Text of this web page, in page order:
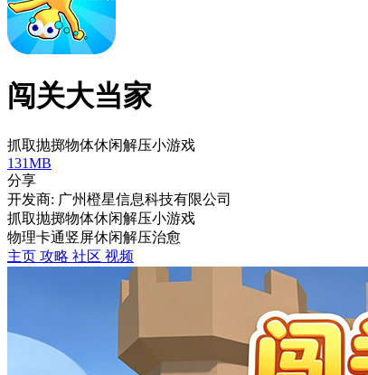
闯关大当家
抓取抛掷物体休闲解压小游戏
131MB
分享
开发商: 广州橙星信息科技有限公司
抓取抛掷物体休闲解压小游戏
物理卡通竖屏休闲解压治愈
主页 攻略 社区 视频